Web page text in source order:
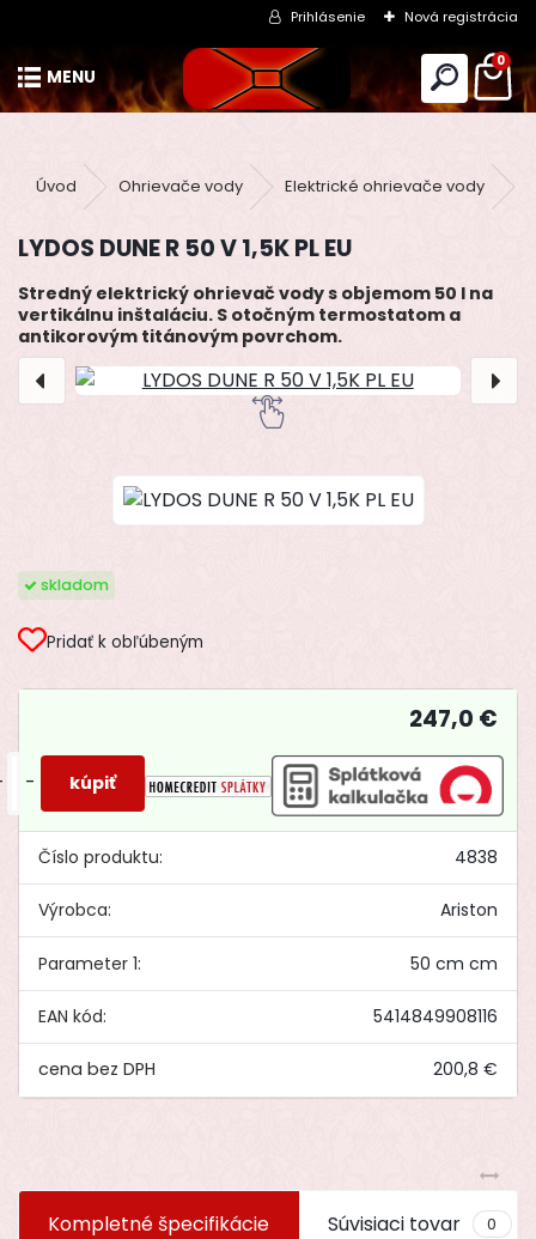
Prihlásenie Nová registrácia
0
Úvod Ohrievače vody Elektrické ohrievače vody
LYDOS DUNE R 50 V 1,5K PL EU
Stredný elektrický ohrievač vody s objemom 50 l na
vertikálnu inštaláciu. S otočným termostatom a
antikorovým titánovým povrchom.
skladom
Pridať k obľúbeným
Číslo produktu: 4838
Výrobca: Ariston
Parameter 1: 50 cm cm
EAN kód: 5414849908116
200,8 €
247,0 €
-
Kompletné špecifikácie Súvisiaci tovar 0